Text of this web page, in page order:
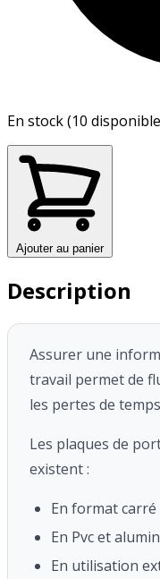
En stock (10
Ajouter au panier
Description
Assurer une
travail permet de
les pertes de
Les plaques de
existent :
En format carré
En Pvc et
En utilisation